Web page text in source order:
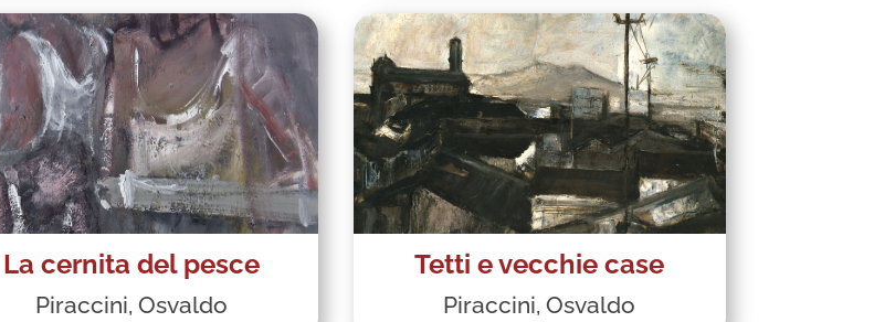
La cernita del pesce
Piraccini, Osvaldo
Tetti e vecchie case
Piraccini, Osvaldo